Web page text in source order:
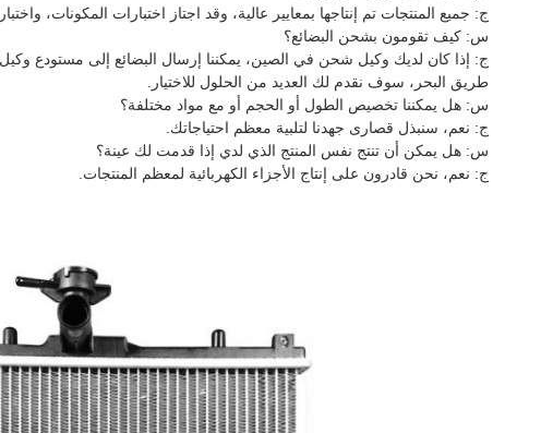
ج: جميع المنتجات تم إنتاجها بمعايير عالية، وقد اجتاز اختبارات المكونات،
س: كيف تقومون بشحن البضائع؟
طريق البحر، سوف نقدم لك العديد من الحلول للاختيار.
س: هل يمكننا تخصيص الطول أو الحجم أو مع مواد مختلفة؟
ج: نعم، سنبذل قصارى جهدنا لتلبية معظم احتياجاتك.
س: هل يمكن أن تنتج نفس المنتج الذي لدي إذا قدمت لك عينة؟
ج: نعم، نحن قادرون على إنتاج الأجزاء الكهربائية لمعظم المنتجات.